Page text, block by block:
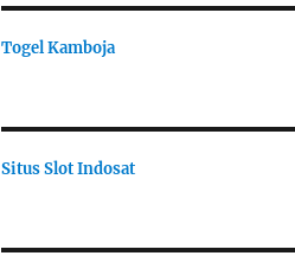
Togel Kamboja
Situs Slot Indosat